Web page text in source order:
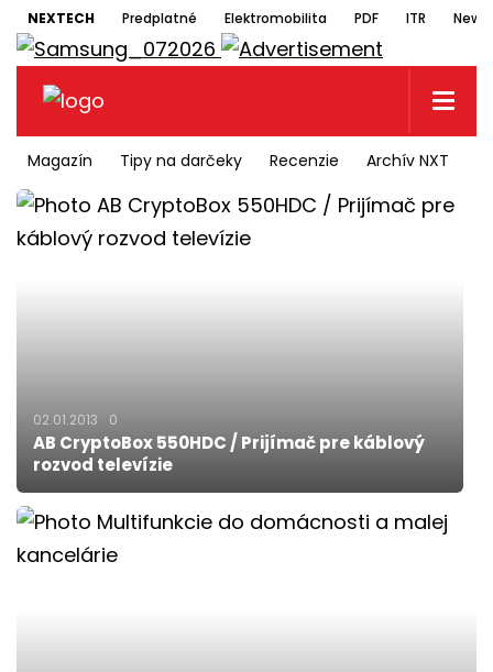
NEXTECH Predplatné Elektromobilita PDF ITR
Magazín Tipy na darčeky Recenzie Archív NXT
02.01.2013 0
AB CryptoBox 550HDC / Prijímač pre káblový
rozvod televízie